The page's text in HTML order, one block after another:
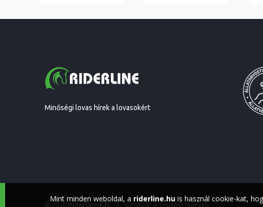
Minőségi lovas hírek a lovasokért
Az oldalt a
Mint minden weboldal, a riderline.hu is használ cookie-kat,